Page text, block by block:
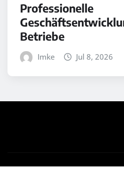
Professionelle
Betriebe
Imke Jul 8, 2026